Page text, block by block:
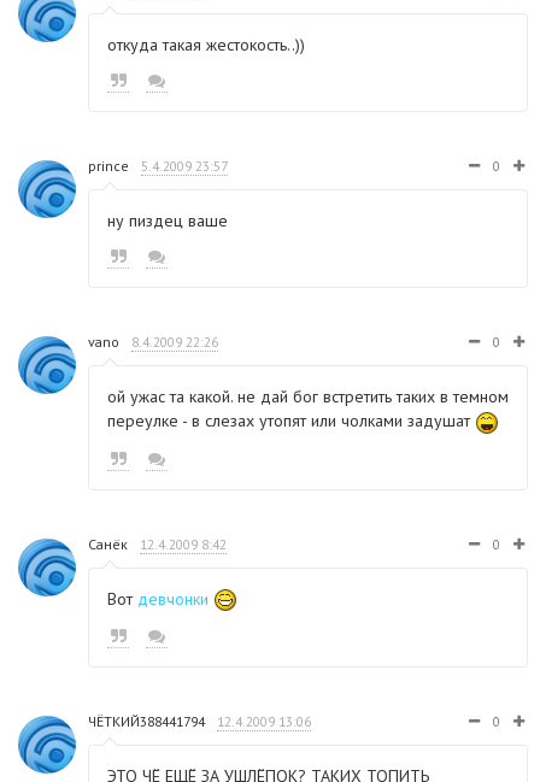
откуда такая жестокость..))
prince 5.4.2009 23:57 0
ну пиздец ваше
vano 8.4.2009 22:26 0
ой ужас та какой. не дай бог встретить таких в темном
переулке - в слезах утопят или чолками задушат
Санёк 12.4.2009 8:42 0
Вот девчонки
ЧЁТКИЙ388441794 12.4.2009 13:06 0
ЭТО ЧЁ ЕЩЁ ЗА УШЛЁПОК? ТАКИХ ТОПИТЬ